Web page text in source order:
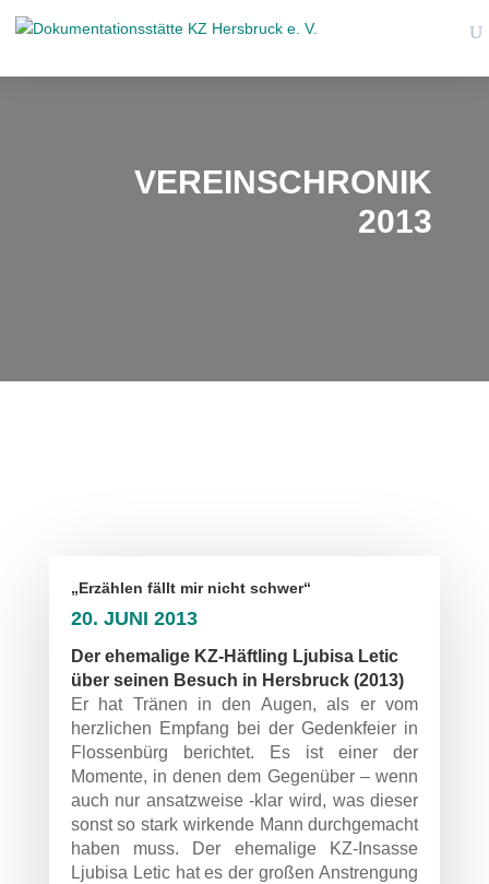
VEREINSCHRONIK
2013
„Erzählen fällt mir nicht schwer“
20. JUNI 2013
Der ehemalige KZ-Häftling Ljubisa Letic
über seinen Besuch in Hersbruck (2013)
Er hat Tränen in den Augen, als er vom
herzlichen Empfang bei der Gedenkfeier in
Flossenbürg berichtet. Es ist einer der
Momente, in denen dem Gegenüber – wenn
auch nur ansatzweise -klar wird, was dieser
sonst so stark wirkende Mann durchgemacht
haben muss. Der ehemalige KZ-Insasse
Ljubisa Letic hat es der großen Anstrengung